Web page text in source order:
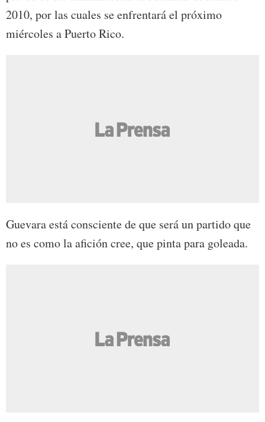
2010, por las cuales se enfrentará el próximo
miércoles a Puerto Rico.
Guevara está consciente de que será un partido que
no es como la afición cree, que pinta para goleada.